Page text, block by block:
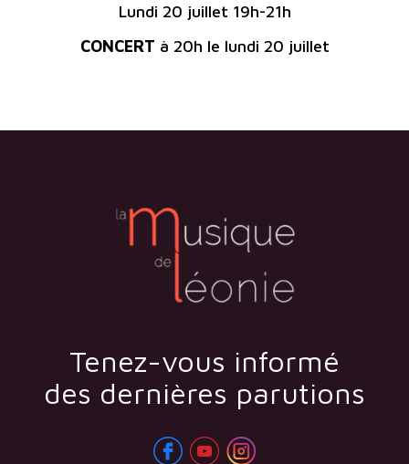
Lundi 20 juillet 19h-21h
CONCERT à 20h le lundi 20 juillet
Tenez-vous informé
des dernières parutions